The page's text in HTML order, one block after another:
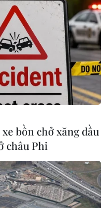
bồn chở xăng dầu
châu Phi